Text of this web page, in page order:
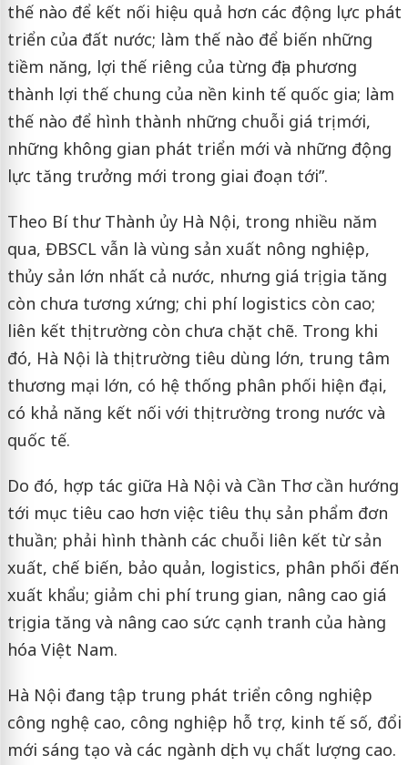
thế nào để kết nối hiệu quả hơn các động lực phát
triển của đất nước; làm thế nào để biến những
tiềm năng, lợi thế riêng của từng địa phương
thành lợi thế chung của nền kinh tế quốc gia; làm
thế nào để hình thành những chuỗi giá trị mới,
những không gian phát triển mới và những động
lực tăng trưởng mới trong giai đoạn tới”.
Theo Bí thư Thành ủy Hà Nội, trong nhiều năm
qua, ĐBSCL vẫn là vùng sản xuất nông nghiệp,
thủy sản lớn nhất cả nước, nhưng giá trị gia tăng
còn chưa tương xứng; chi phí logistics còn cao;
liên kết thị trường còn chưa chặt chẽ. Trong khi
đó, Hà Nội là thị trường tiêu dùng lớn, trung tâm
thương mại lớn, có hệ thống phân phối hiện đại,
có khả năng kết nối với thị trường trong nước và
quốc tế.
Do đó, hợp tác giữa Hà Nội và Cần Thơ cần hướng
tới mục tiêu cao hơn việc tiêu thụ sản phẩm đơn
thuần; phải hình thành các chuỗi liên kết từ sản
xuất, chế biến, bảo quản, logistics, phân phối đến
xuất khẩu; giảm chi phí trung gian, nâng cao giá
trị gia tăng và nâng cao sức cạnh tranh của hàng
hóa Việt Nam.
Hà Nội đang tập trung phát triển công nghiệp
công nghệ cao, công nghiệp hỗ trợ, kinh tế số, đổi
mới sáng tạo và các ngành dịch vụ chất lượng cao.